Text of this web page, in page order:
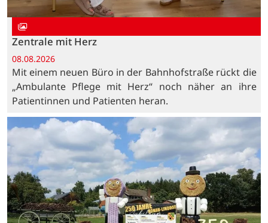
Zentrale mit Herz
08.08.2026
Mit einem neuen Büro in der Bahnhofstraße rückt die
„Ambulante Pflege mit Herz“ noch näher an ihre
Patientinnen und Patienten heran.